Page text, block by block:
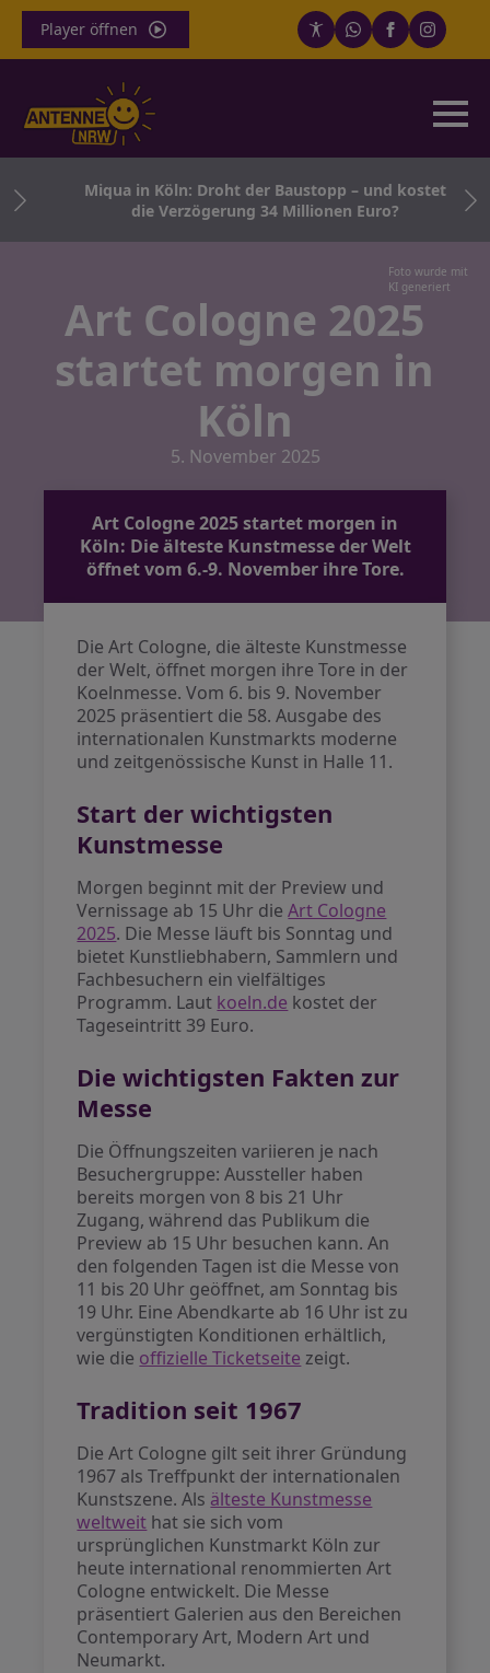
Player öffnen
Miqua in Köln: Droht der Baustopp – und kostet
die Verzögerung 34 Millionen Euro?
Foto wurde mit
KI generiert
Art Cologne 2025
startet morgen in
Köln
5. November 2025
Art Cologne 2025 startet morgen in
Köln: Die älteste Kunstmesse der Welt
öffnet vom 6.-9. November ihre Tore.
Die Art Cologne, die älteste Kunstmesse
der Welt, öffnet morgen ihre Tore in der
Koelnmesse. Vom 6. bis 9. November
2025 präsentiert die 58. Ausgabe des
internationalen Kunstmarkts moderne
und zeitgenössische Kunst in Halle 11.
Start der wichtigsten
Kunstmesse
Morgen beginnt mit der Preview und
Vernissage ab 15 Uhr dieArt Cologne
2025. Die Messe läuft bis Sonntag und
bietet Kunstliebhabern, Sammlern und
Fachbesuchern ein vielfältiges
Programm. Laut koeln.de kostet der
Tageseintritt 39 Euro.
Die wichtigsten Fakten zur
Messe
Die Öffnungszeiten variieren je nach
Besuchergruppe: Aussteller haben
bereits morgen von 8 bis 21 Uhr
Zugang, während das Publikum die
Preview ab 15 Uhr besuchen kann. An
den folgenden Tagen ist die Messe von
11 bis 20 Uhr geöffnet, am Sonntag bis
19 Uhr. Eine Abendkarte ab 16 Uhr ist zu
vergünstigten Konditionen erhältlich,
wie die offizielle Ticketseite zeigt.
Tradition seit 1967
Die Art Cologne gilt seit ihrer Gründung
1967 als Treffpunkt der internationalen
Kunstszene. Als älteste Kunstmesse
weltweit hat sie sich vom
ursprünglichen Kunstmarkt Köln zur
heute international renommierten Art
Cologne entwickelt. Die Messe
präsentiert Galerien aus den Bereichen
Contemporary Art, Modern Art und
Neumarkt.